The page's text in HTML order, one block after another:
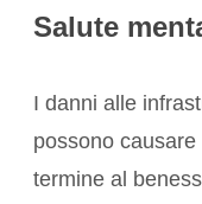
Salute
I danni alle
possono
termine al